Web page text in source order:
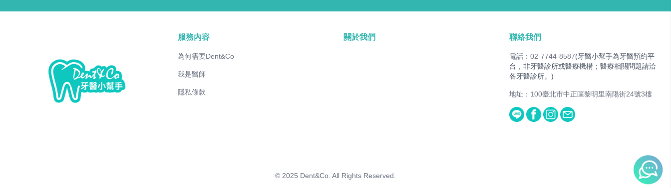
服務內容
為何需要Dent&Co
我是醫師
隱私條款
關於我們 聯絡我們
電話：02-7744-8587(牙醫小幫手為牙醫預約平
台，非牙醫診所或醫療機構；醫療相關問題請洽
各牙醫診所。)
地址：100臺北市中正區黎明里南陽街24號3樓
© 2025 Dent&Co. All Rights Reserved.